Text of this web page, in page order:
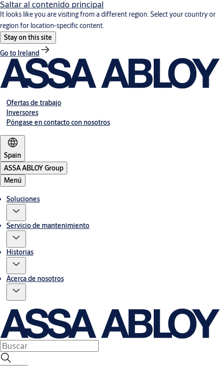
Saltar al contenido principal
It looks like you are visiting from a different region. Select your country or
region for location-specific content.
Stay on this site
Go to Ireland
Ofertas de trabajo
Inversores
Póngase en contacto con nosotros
Spain
ASSA ABLOY Group
Menú
Soluciones
Servicio de mantenimiento
Historias
Acerca de nosotros